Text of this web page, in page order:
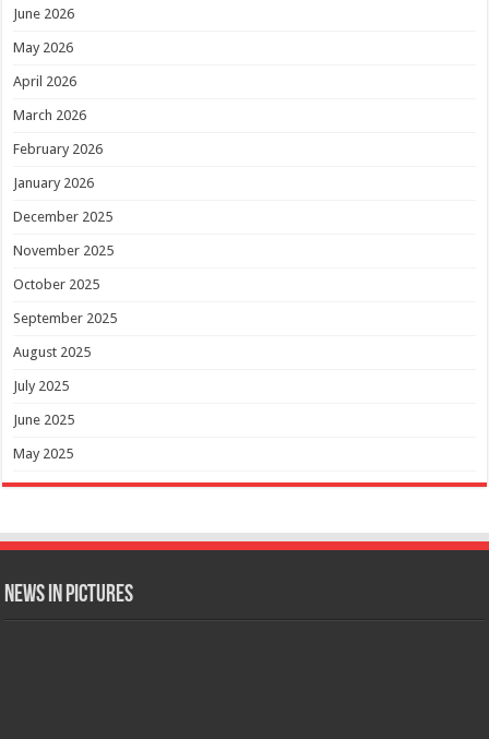
June 2026
May 2026
April 2026
March 2026
February 2026
January 2026
December 2025
November 2025
October 2025
September 2025
August 2025
July 2025
June 2025
May 2025
News in Pictures